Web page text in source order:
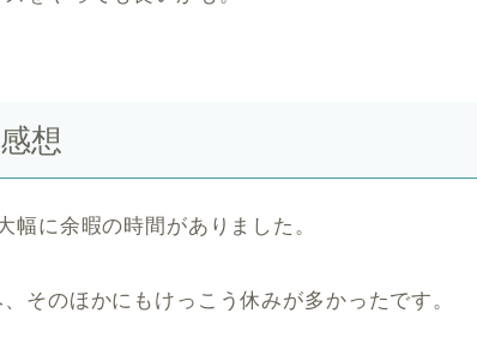
想
幅に余暇の時間がありました。
そのほかにもけっこう休みが多かったです。